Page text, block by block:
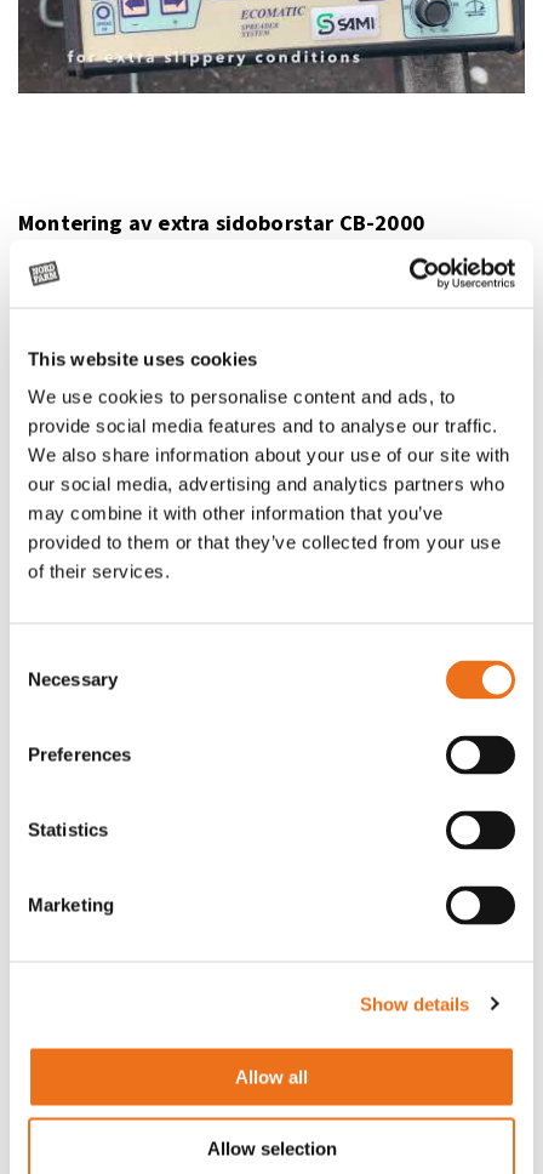
This website uses cookies
We use cookies to personalise content and ads, to
provide social media features and to analyse our traffic.
We also share information about your use of our site with
our social media, advertising and analytics partners who
may combine it with other information that you’ve
provided to them or that they’ve collected from your use
of their services.
Selection
Necessary
Preferences
Statistics
Marketing
Show details
Allow all
Allow selection
Montering av extra sidoborstar CB-2000